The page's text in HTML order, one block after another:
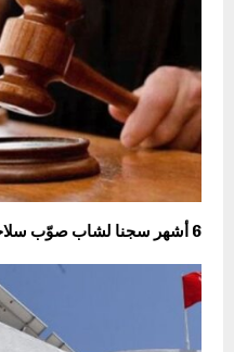
6 أشهر سجنا لشاب صوّب سلاحا مزيّفا تجاه أمنيين